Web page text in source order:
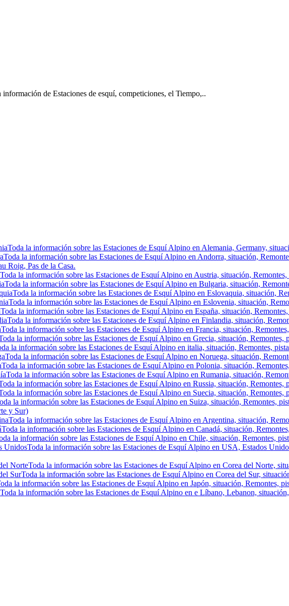
de Estaciones de esquí, competiciones, el Tiempo,..
Toda la información sobre las Estaciones de Esquí Alpino en Alemania, Germany,
Toda la información sobre las Estaciones de Esquí Alpino en Andorra, situación,
Roig, Pas de la Casa.
Toda la información sobre las Estaciones de Esquí Alpino en Austria, situación, Remontes,
Toda la información sobre las Estaciones de Esquí Alpino en Bulgaria, situación,
Toda la información sobre las Estaciones de Esquí Alpino en Eslovaquia, situación,
Toda la información sobre las Estaciones de Esquí Alpino en Eslovenia, situación,
Toda la información sobre las Estaciones de Esquí Alpino en España, situación,
Toda la información sobre las Estaciones de Esquí Alpino en Finlandia, situación,
Toda la información sobre las Estaciones de Esquí Alpino en Francia, situación,
la información sobre las Estaciones de Esquí Alpino en Grecia, situación, Remontes,
la información sobre las Estaciones de Esquí Alpino en italia, situación, Remontes,
Toda la información sobre las Estaciones de Esquí Alpino en Noruega, situación,
Toda la información sobre las Estaciones de Esquí Alpino en Polonia, situación,
Toda la información sobre las Estaciones de Esquí Alpino en Rumania, situación,
la información sobre las Estaciones de Esquí Alpino en Russia, situación, Remontes,
la información sobre las Estaciones de Esquí Alpino en Suecia, situación, Remontes,
la información sobre las Estaciones de Esquí Alpino en Suiza, situación, Remontes,
y Sur)
Toda la información sobre las Estaciones de Esquí Alpino en Argentina, situación,
Toda la información sobre las Estaciones de Esquí Alpino en Canadá, situación,
la información sobre las Estaciones de Esquí Alpino en Chile, situación, Remontes,
UnidosToda la información sobre las Estaciones de Esquí Alpino en USA, Estados
NorteToda la información sobre las Estaciones de Esquí Alpino en Corea del Norte,
SurToda la información sobre las Estaciones de Esquí Alpino en Corea del Sur,
la información sobre las Estaciones de Esquí Alpino en Japón, situación, Remontes,
Toda la información sobre las Estaciones de Esquí Alpino en e Líbano, Lebanon,